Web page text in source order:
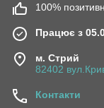
100%
Працює з
м. Стрий
82402
Контакти